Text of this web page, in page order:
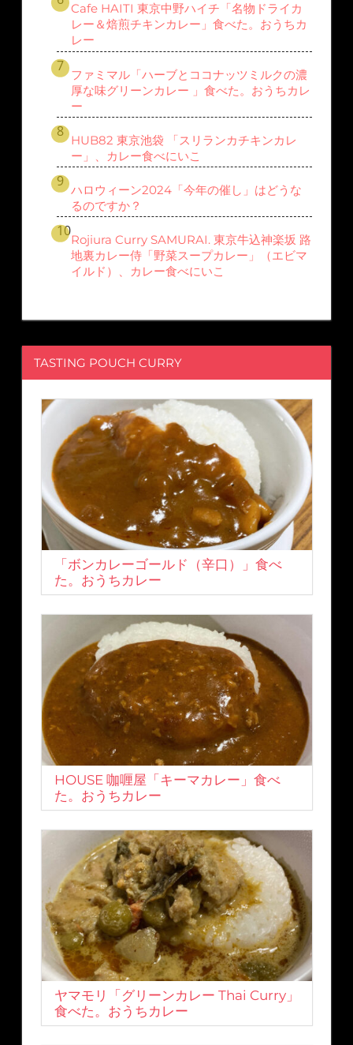
Cafe HAITI 東京中野ハイチ「名物ドライカ
レー＆焙煎チキンカレー」食べた。おうちカ
レー
ファミマル「ハーブとココナッツミルクの濃
厚な味グリーンカレー 」食べた。おうちカレ
ー
HUB82 東京池袋 「スリランカチキンカレ
ー」、カレー食べにいこ
ハロウィーン2024「今年の催し」はどうな
るのですか？
Rojiura Curry SAMURAI. 東京牛込神楽坂 路
地裏カレー侍「野菜スープカレー」（エビマ
イルド）、カレー食べにいこ
TASTING POUCH CURRY
「ボンカレーゴールド（辛口）」食べ
た。おうちカレー
HOUSE 咖喱屋「キーマカレー」食べ
た。おうちカレー
ヤマモリ「グリーンカレー Thai Curry」
食べた。おうちカレー